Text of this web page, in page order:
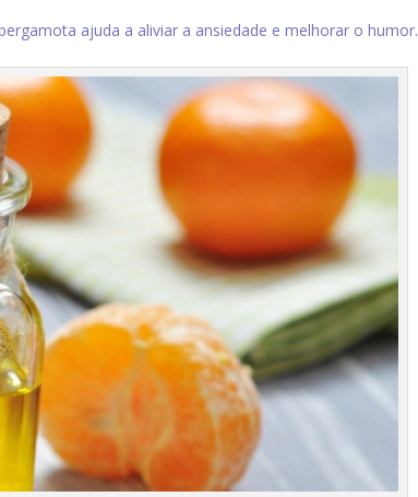
ajuda a aliviar a ansiedade e melhorar o humor.